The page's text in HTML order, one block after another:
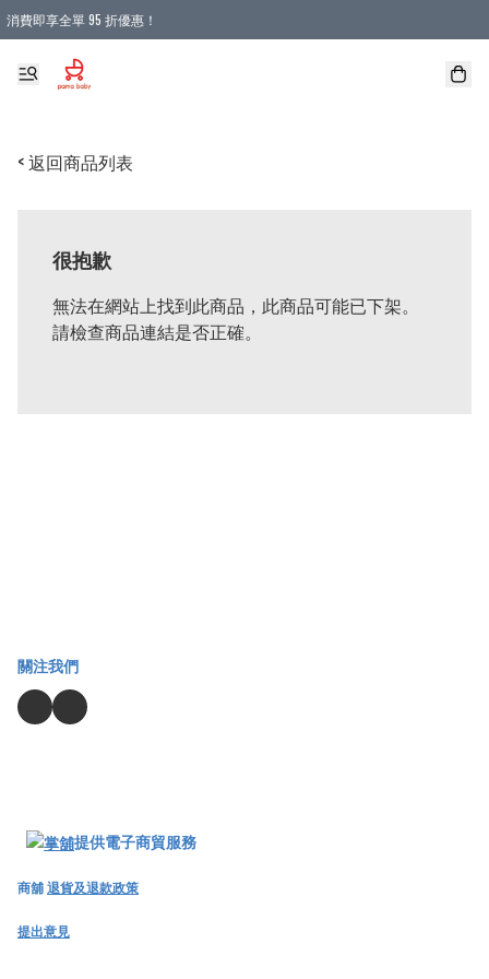
消費即享全單 95 折優惠！
購物滿 HKD 900.00即享免運費優惠！（適用於 本地送貨、本地取貨 )
< 返回商品列表
很抱歉
無法在網站上找到此商品，此商品可能已下架。
請檢查商品連結是否正確。
關注我們
提供電子商貿服務
商舖退貨及退款政策
提出意見